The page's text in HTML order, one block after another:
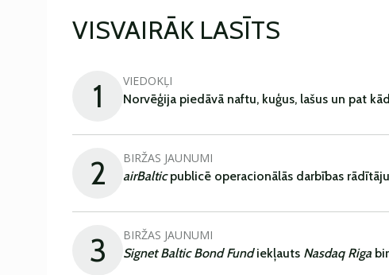
VISVAIRĀK LASĪTS
1 VIEDOKĻI
Norvēģija piedāvā naftu, kuģus, lašus un pat
2 BIRŽAS JAUNUMI
airBalticpublicē operacionālās darbības
3 BIRŽAS JAUNUMI
Signet Baltic Bond Fundiekļauts Nasdaq Riga